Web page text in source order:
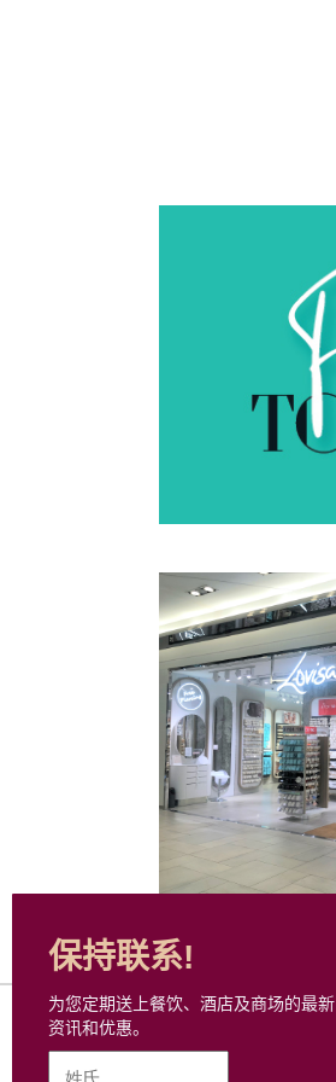
保持联系!
为您定期送上餐饮、酒店及商场的最新
资讯和优惠。